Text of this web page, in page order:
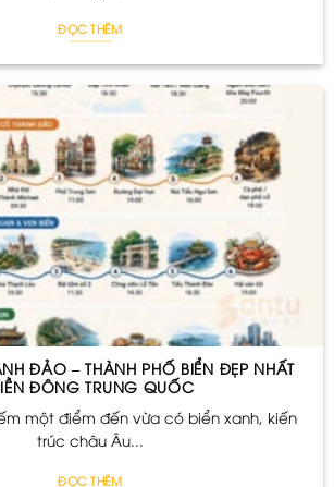
ĐỌC THÊM
ĐẢO – THÀNH PHỐ BIỂN ĐẸP NHẤT
ĐÔNG TRUNG QUỐC
một điểm đến vừa có biển xanh, kiến
trúc châu Âu...
ĐỌC THÊM